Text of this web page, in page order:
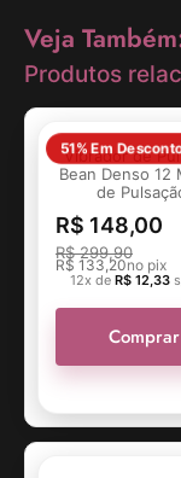
Veja
Produtos
51% Em Desconto
Vibrador de
Bean Denso 12
de
Resistente à
R$ 148,00
R$299,90
R$ 133,20no pix
12x de R$ 12,33
Comprar